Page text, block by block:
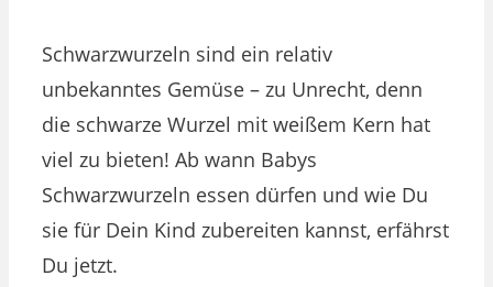
Schwarzwurzeln sind ein relativ
unbekanntes Gemüse – zu Unrecht, denn
die schwarze Wurzel mit weißem Kern hat
viel zu bieten! Ab wann Babys
Schwarzwurzeln essen dürfen und wie Du
sie für Dein Kind zubereiten kannst, erfährst
Du jetzt.